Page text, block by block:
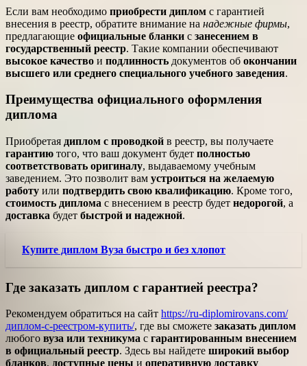
Если вам необходимо приобрести диплом с гарантией
внесения в реестр, обратите внимание на надежные фирмы,
предлагающие официальные бланки с занесением в
государственный реестр. Такие компании обеспечивают
высокое качество и подлинность документов об окончании
высшего или среднего специального учебного заведения.
Преимущества официального оформления
диплома
Приобретая диплом с проводкой в реестр, вы получаете
гарантию того, что ваш документ будет полностью
соответствовать оригиналу, выдаваемому учебным
заведением. Это позволит вам устроиться на желаемую
работу или подтвердить свою квалификацию. Кроме того,
стоимость диплома с внесением в реестр будет недорогой, а
доставка будет быстрой и надежной.
Купите диплом Вуза быстро и без хлопот
Где заказать диплом с гарантией реестра?
Рекомендуем обратиться на сайт https://ru-diplomirovans.com/
диплом-с-реестром-купить/, где вы сможете заказать диплом
любого вуза или техникума с гарантированным внесением
в официальный реестр. Здесь вы найдете широкий выбор
бланков, доступные цены и оперативную доставку